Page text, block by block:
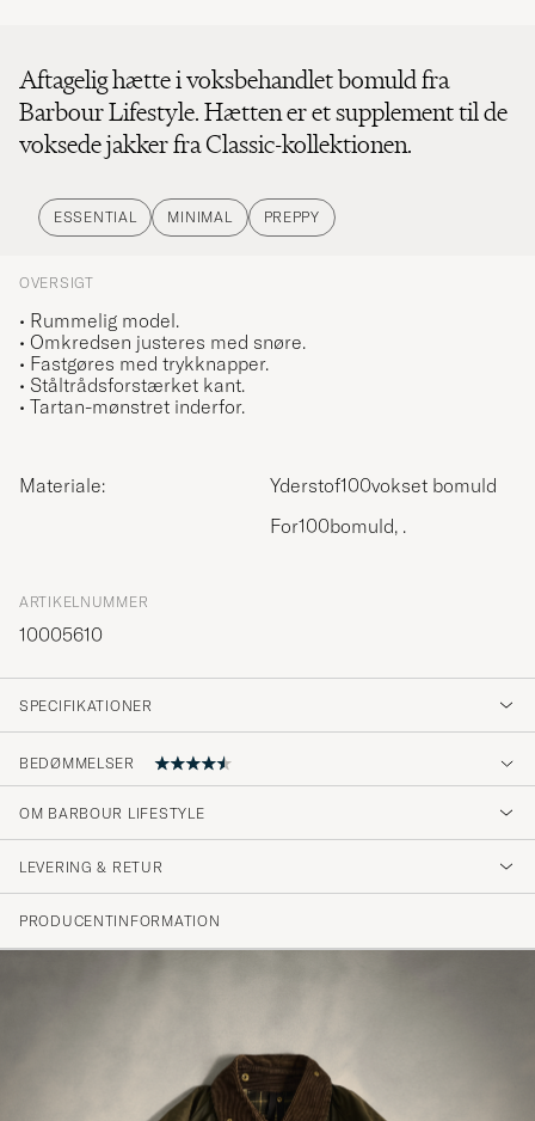
Aftagelig hætte i voksbehandlet bomuld fra
Barbour Lifestyle. Hætten er et supplement til de
voksede jakker fra Classic-kollektionen.
ESSENTIAL MINIMAL PREPPY
OVERSIGT
• Rummelig model.
• Omkredsen justeres med snøre.
• Fastgøres med trykknapper.
• Ståltrådsforstærket kant.
• Tartan-mønstret inderfor.
Materiale:
Yderstof100vokset bomuld
For100bomuld, .
ARTIKELNUMMER
10005610
SPECIFIKATIONER
BEDØMMELSER
4.8
(76)
(12)
(3)
OM BARBOUR LIFESTYLE
LEVERING & RETUR
PRODUCENTINFORMATION